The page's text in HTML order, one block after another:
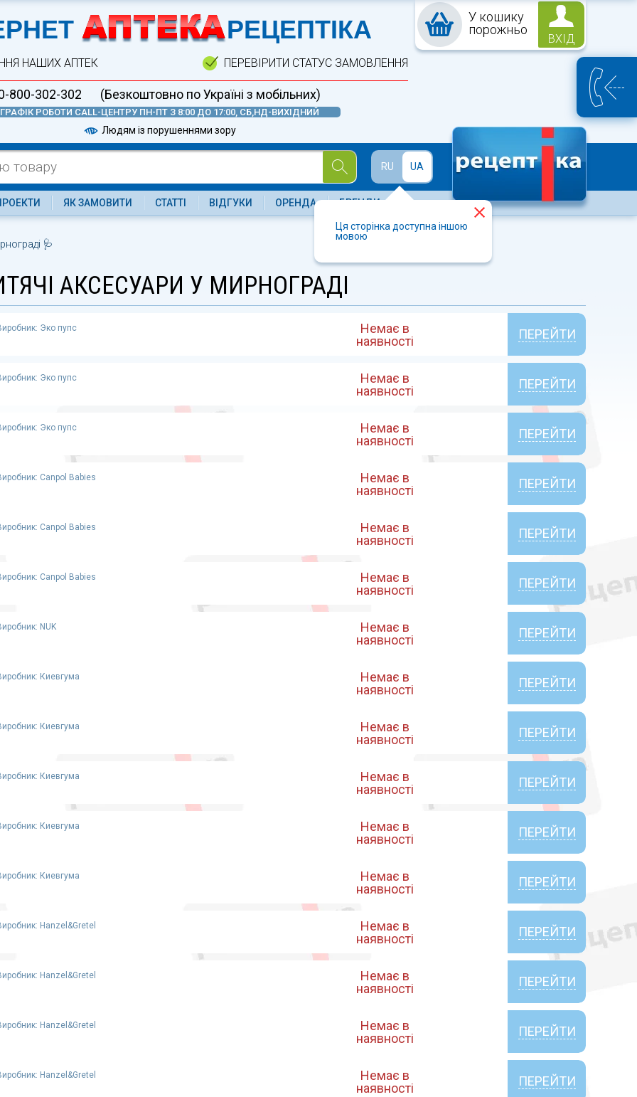
У кошику
порожньо
ВХІД
АПТЕКА
РЕЦЕПТІКА
НАШИХ АПТЕК ПЕРЕВІРИТИ СТАТУС ЗАМОВЛЕННЯ
800-302-302 (Безкоштовно по Україні з мобільних)
ГРАФІК РОБОТИ CALL-ЦЕНТРУ ПН-ПТ З 8:00 ДО 17:00, СБ,НД-ВИХІДНИЙ
Людям із порушеннями зору
RU UA
Ця сторінка доступна іншою
мовою
ЯК ЗАМОВИТИ СТАТТІ ВІДГУКИ ОРЕНДА БРЕНДИ
🩺
АКСЕСУАРИ У МИРНОГРАДІ
Эко пупс
Немає в
наявності
ПЕРЕЙТИ
Эко пупс
Немає в
наявності
ПЕРЕЙТИ
Эко пупс
Немає в
наявності
ПЕРЕЙТИ
Canpol Babies
Немає в
наявності
ПЕРЕЙТИ
Canpol Babies
Немає в
наявності
ПЕРЕЙТИ
Canpol Babies
Немає в
наявності
ПЕРЕЙТИ
NUK
Немає в
наявності
ПЕРЕЙТИ
Киевгума
Немає в
наявності
ПЕРЕЙТИ
Киевгума
Немає в
наявності
ПЕРЕЙТИ
Киевгума
Немає в
наявності
ПЕРЕЙТИ
Киевгума
Немає в
наявності
ПЕРЕЙТИ
Киевгума
Немає в
наявності
ПЕРЕЙТИ
Hanzel&Gretel
Немає в
наявності
ПЕРЕЙТИ
Hanzel&Gretel
Немає в
наявності
ПЕРЕЙТИ
Hanzel&Gretel
Немає в
наявності
ПЕРЕЙТИ
Hanzel&Gretel
Немає в
наявності
ПЕРЕЙТИ